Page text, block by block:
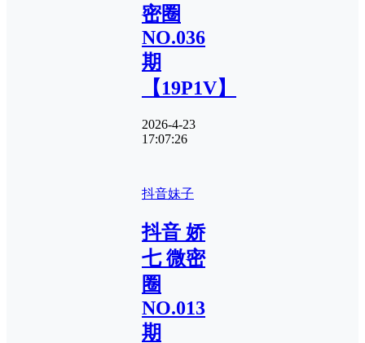
密圈
NO.036
期
【19P1V】
2026-4-23
17:07:26
抖音妹子
抖音 娇
七 微密
圈
NO.013
期